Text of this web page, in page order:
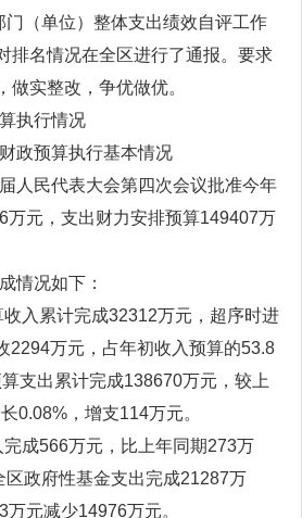
（单位）整体支出绩效自评工作
排名情况在全区进行了通报。要求
做实整改，争优做优。
执行情况
政预算执行基本情况
人民代表大会第四次会议批准今年
万元，支出财力安排预算149407万
情况如下：
入累计完成32312万元，超序时进
2294万元，占年初收入预算的53.8
支出累计完成138670万元，较上
0.08%，增支114万元。
成566万元，比上年同期273万
区政府性基金支出完成21287万
元减少14976万元。